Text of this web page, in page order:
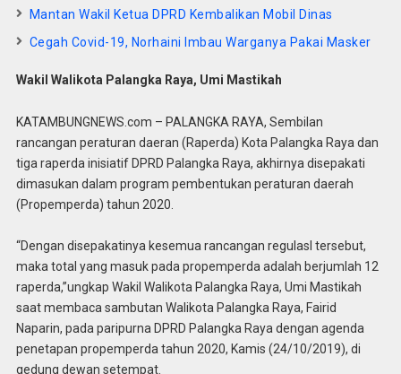
Mantan Wakil Ketua DPRD Kembalikan Mobil Dinas
Cegah Covid-19, Norhaini Imbau Warganya Pakai Masker
Wakil Walikota Palangka Raya, Umi Mastikah
KATAMBUNGNEWS.com – PALANGKA RAYA, Sembilan
rancangan peraturan daeran (Raperda) Kota Palangka Raya dan
tiga raperda inisiatif DPRD Palangka Raya, akhirnya disepakati
dimasukan dalam program pembentukan peraturan daerah
(Propemperda) tahun 2020.
“Dengan disepakatinya kesemua rancangan regulasI tersebut,
maka total yang masuk pada propemperda adalah berjumlah 12
raperda,”ungkap Wakil Walikota Palangka Raya, Umi Mastikah
saat membaca sambutan Walikota Palangka Raya, Fairid
Naparin, pada paripurna DPRD Palangka Raya dengan agenda
penetapan propemperda tahun 2020, Kamis (24/10/2019), di
gedung dewan setempat.